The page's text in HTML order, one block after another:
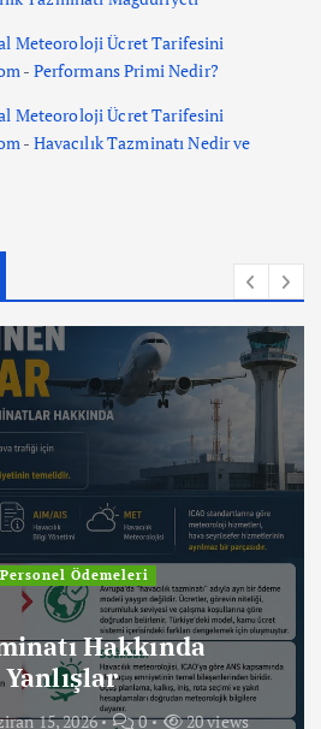
Meteoroloji Ücret Tarifesini
- Performans Primi Nedir?
Meteoroloji Ücret Tarifesini
- Havacılık Tazminatı Nedir ve
Personel Ödemeleri
Hakkında
15, 2026 0 20 views